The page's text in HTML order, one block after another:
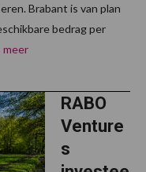
Brabant is van plan
bedrag per
meer
RABO
Venture
s